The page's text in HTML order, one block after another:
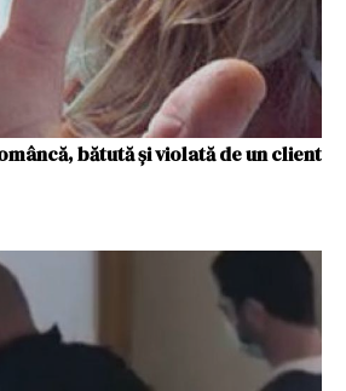
bătută şi violată de un client